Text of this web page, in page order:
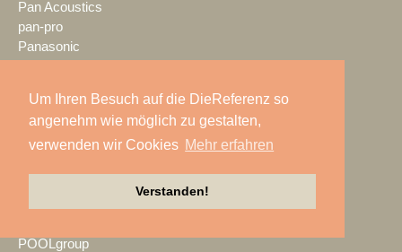
Um Ihren Besuch auf die DieReferenz so
angenehm wie möglich zu gestalten,
verwenden wir Cookies Mehr erfahren
Verstanden!
Pan Acoustics
pan-pro
Panasonic
Peerless-AV
perfect sound
Pico Interactive
POOLgroup